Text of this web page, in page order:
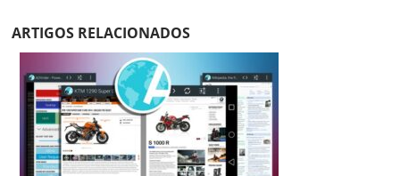
ARTIGOS RELACIONADOS